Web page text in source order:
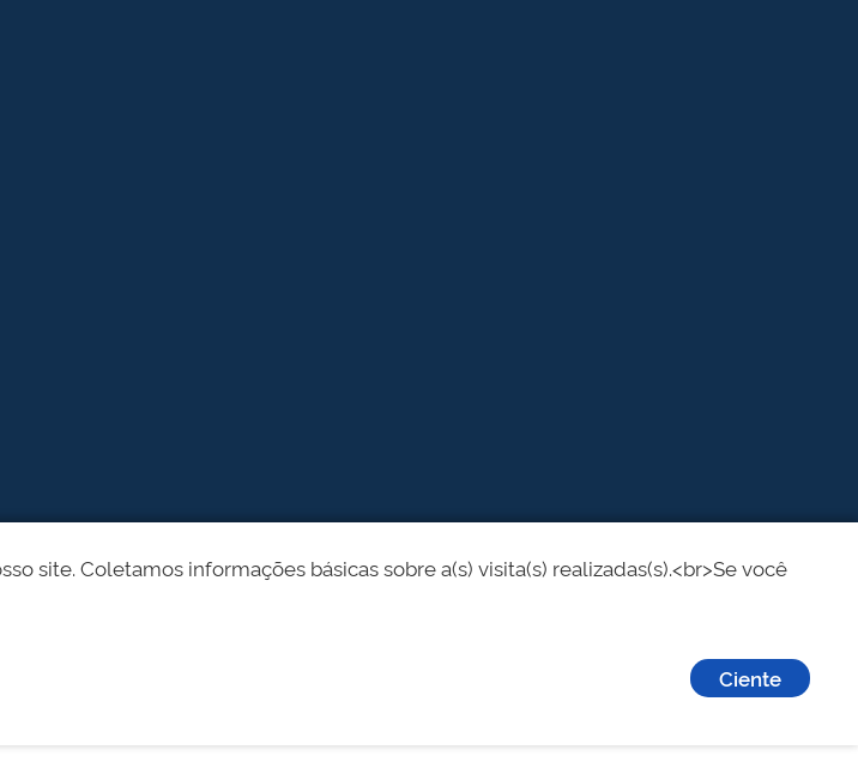
site. Coletamos informações básicas sobre a(s) visita(s) realizadas(s).<br>Se você
Ciente